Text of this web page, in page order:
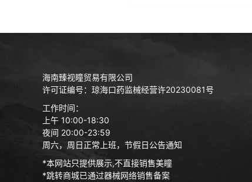
海南臻视瞳贸易有限公司
许可证编号：琼海口药监械经营许20230081号
工作时间：
上午 10:00-18:30
夜间 20:00-23:59
周六，周日正常上班，节假日公告通知
*本网站只提供展示,不直接销售美瞳
*跳转商城已通过器械网络销售备案